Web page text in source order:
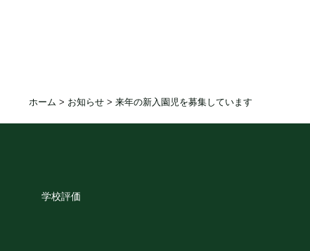
ホーム > お知らせ > 来年の新入園児を募集しています
学校評価